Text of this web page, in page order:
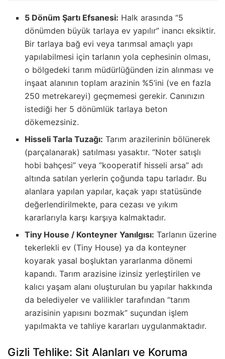
5 Dönüm Şartı Efsanesi: Halk arasında “5
dönümden büyük tarlaya ev yapılır” inancı eksiktir.
Bir tarlaya bağ evi veya tarımsal amaçlı yapı
yapılabilmesi için tarlanın yola cephesinin olması,
o bölgedeki tarım müdürlüğünden izin alınması ve
inşaat alanının toplam arazinin %5’ini (ve en fazla
250 metrekareyi) geçmemesi gerekir. Canınızın
istediği her 5 dönümlük tarlaya beton
dökemezsiniz.
Hisseli Tarla Tuzağı: Tarım arazilerinin bölünerek
(parçalanarak) satılması yasaktır. “Noter satışlı
hobi bahçesi” veya “kooperatif hisseli arsa” adı
altında satılan yerlerin çoğunda tapu tarladır. Bu
alanlara yapılan yapılar, kaçak yapı statüsünde
değerlendirilmekte, para cezası ve yıkım
kararlarıyla karşı karşıya kalmaktadır.
Tiny House / Konteyner Yanılgısı: Tarlanın üzerine
tekerlekli ev (Tiny House) ya da konteyner
koyarak yasal boşluktan yararlanma dönemi
kapandı. Tarım arazisine izinsiz yerleştirilen ve
kalıcı yaşam alanı oluşturulan bu yapılar hakkında
da belediyeler ve valilikler tarafından “tarım
arazisinin yapısını bozmak” suçundan işlem
yapılmakta ve tahliye kararları uygulanmaktadır.
Gizli Tehlike: Sit Alanları ve Koruma